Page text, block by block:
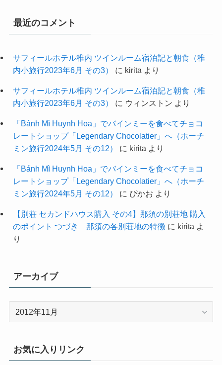
最近のコメント
サフィールホテル稚内 ツインルーム宿泊記と朝食（稚
内小旅行2023年6月 その3）
に kirita より
サフィールホテル稚内 ツインルーム宿泊記と朝食（稚
内小旅行2023年6月 その3）
に ウィンストン より
「Bánh Mì Huynh Hoa」でバインミーを食べてチョコ
レートショップ「Legendary Chocolatier」へ（ホーチ
ミン旅行2024年5月 その12）
に kirita より
「Bánh Mì Huynh Hoa」でバインミーを食べてチョコ
レートショップ「Legendary Chocolatier」へ（ホーチ
ミン旅行2024年5月 その12）
に ぴかお より
【別荘 セカンドハウス購入 その4】那須の別荘地 購入
のポイント つづき 那須の各別荘地の特徴に kirita よ
り
アーカイブ
イ
ブ
お気に入りリンク